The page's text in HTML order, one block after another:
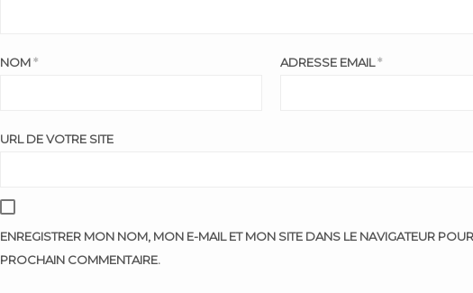
NOM* ADRESSE EMAIL*
URL DE VOTRE SITE
ENREGISTRER MON NOM, MON E-MAIL ET MON SITE DANS LE NAVIGATEUR
PROCHAIN COMMENTAIRE.